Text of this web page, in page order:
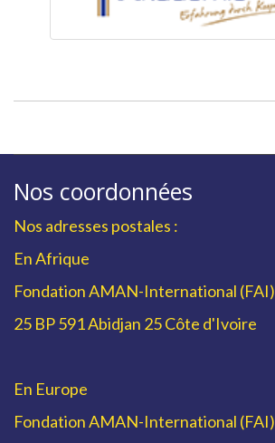
Nos coordonnées
Nos adresses postales :
En Afrique
Fondation AMAN-International (FAI)
25 BP 591 Abidjan 25 Côte d'Ivoire
En Europe
Fondation AMAN-International (FAI)